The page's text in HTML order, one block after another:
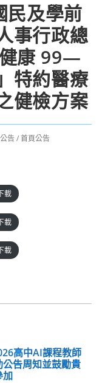
民及學前
事行政總
康 99—
特約醫療
健檢方案
告 / 首頁公告
載
載
載
高中AI課程教師
告周知並鼓勵貴
加